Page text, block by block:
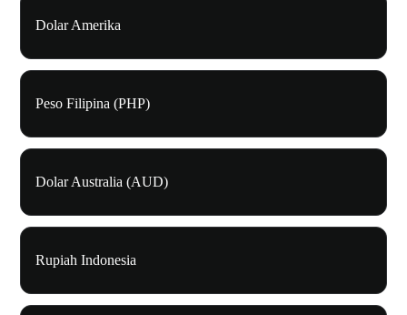
Dolar Amerika
Peso Filipina (PHP)
Dolar Australia (AUD)
Rupiah Indonesia